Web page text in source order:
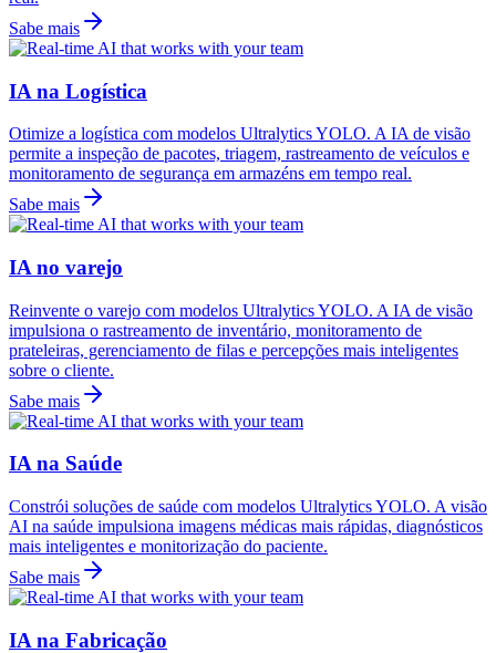
Sabe mais
IA na Logística
Otimize a logística com modelos Ultralytics YOLO. A IA de visão
permite a inspeção de pacotes, triagem, rastreamento de veículos e
monitoramento de segurança em armazéns em tempo real.
Sabe mais
IA no varejo
Reinvente o varejo com modelos Ultralytics YOLO. A IA de visão
impulsiona o rastreamento de inventário, monitoramento de
prateleiras, gerenciamento de filas e percepções mais inteligentes
sobre o cliente.
Sabe mais
IA na Saúde
Constrói soluções de saúde com modelos Ultralytics YOLO. A visão
AI na saúde impulsiona imagens médicas mais rápidas, diagnósticos
mais inteligentes e monitorização do paciente.
Sabe mais
IA na Fabricação